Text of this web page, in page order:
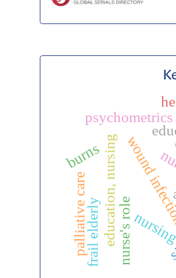
nurse's role
education, nursingwound
burns
frail elderly
psychometrics
palliative care